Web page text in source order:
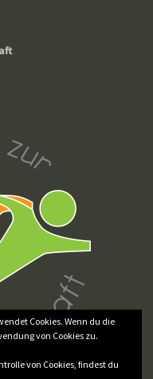
Cookies. Wenn du die
von Cookies zu.
von Cookies, findest du